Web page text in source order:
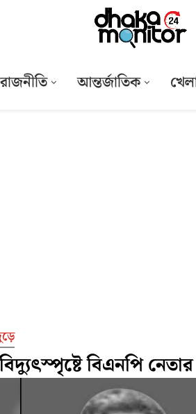
রাজনীতি আন্তর্জাতিক
বিএনপি